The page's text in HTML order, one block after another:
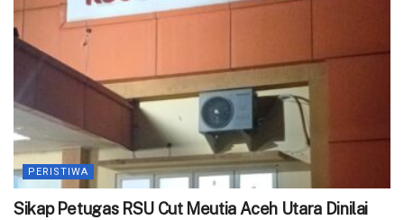
PERISTIWA
‎Sikap Petugas RSU Cut Meutia Aceh Utara Dinilai